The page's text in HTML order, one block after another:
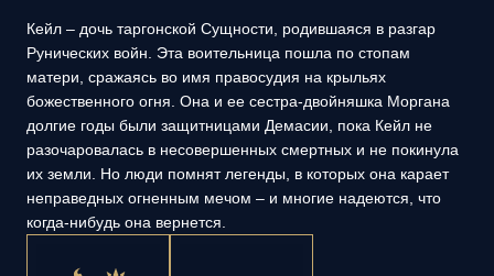
Кейл – дочь таргонской Сущности, родившаяся в разгар
Рунических войн. Эта воительница пошла по стопам
матери, сражаясь во имя правосудия на крыльях
божественного огня. Она и ее сестра-двойняшка Моргана
долгие годы были защитницами Демасии, пока Кейл не
разочаровалась в несовершенных смертных и не покинула
их земли. Но люди помнят легенды, в которых она карает
неправедных огненным мечом – и многие надеются, что
когда-нибудь она вернется.